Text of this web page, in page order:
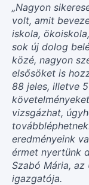
„Nagyon
volt, amit
iskola,
sok új dolog
közé, nagyon
elsősöket is
88 jeles, illetve
vizsgázhat,
eredményeink
érmet nyertünk
Szabó Mária, az
igazgatója.